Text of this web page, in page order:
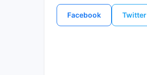
Facebook Twitter